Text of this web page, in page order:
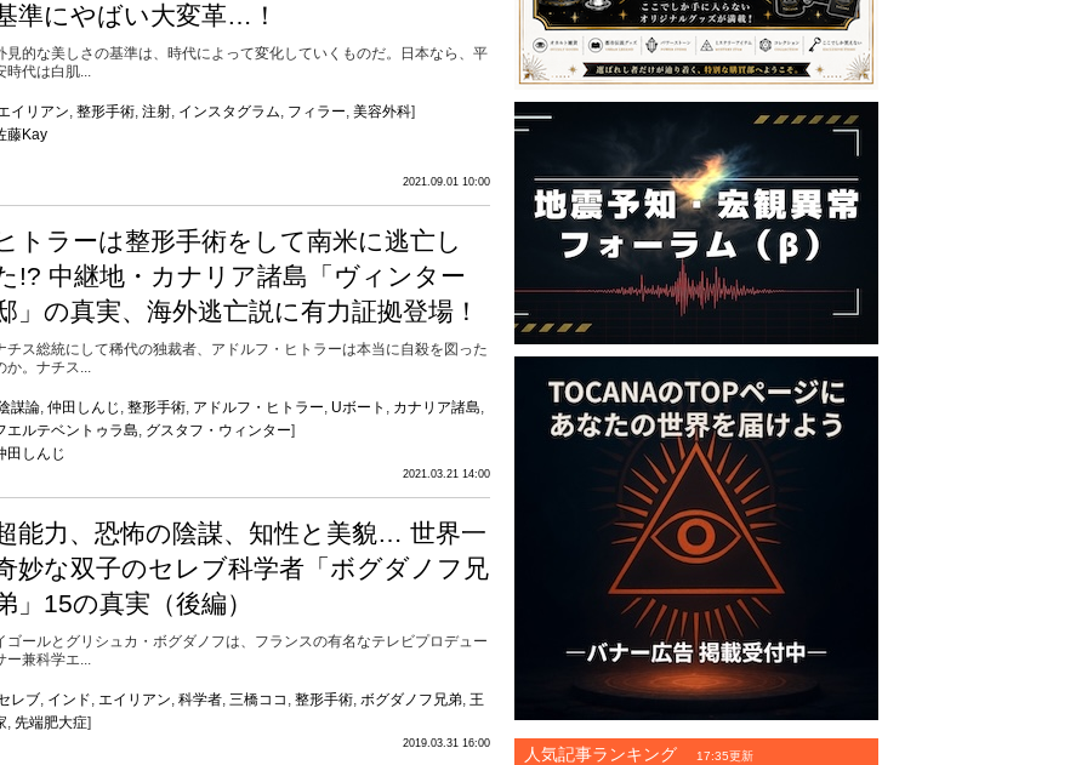
準にやばい大変革…！
見的な美しさの基準は、時代によって変化していくものだ。日本なら、平
時代は白肌...
イリアン, 整形手術, 注射, インスタグラム, フィラー, 美容外科]
2021.09.01 10:00
藤Kay
トラーは整形手術をして南米に逃亡し
!? 中継地・カナリア諸島「ヴィンター
」の真実、海外逃亡説に有力証拠登場！
チス総統にして稀代の独裁者、アドルフ・ヒトラーは本当に自殺を図った
か。ナチス...
謀論, 仲田しんじ , 整形手術, アドルフ・ヒトラー, Uボート , カナリア諸島,
エルテベントゥラ島, グスタフ・ウィンター]
2021.03.21 14:00
田しんじ
能力、恐怖の陰謀、知性と美貌… 世界一
妙な双子のセレブ科学者「ボグダノフ兄
」15の真実（後編）
ゴールとグリシュカ・ボグダノフは、フランスの有名なテレビプロデュー
ー兼科学エ...
レブ, インド, エイリアン, 科学者, 三橋ココ , 整形手術, ボグダノフ兄弟, 王
, 先端肥大症]
2019.03.31 16:00
人気記事ランキング 17:35更新